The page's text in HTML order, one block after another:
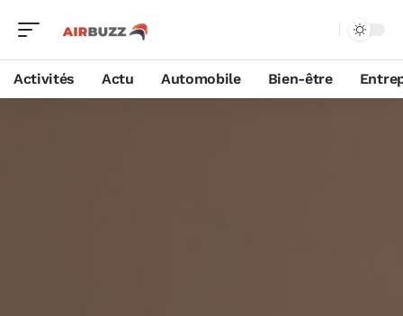
Activités Actu Automobile Bien-être